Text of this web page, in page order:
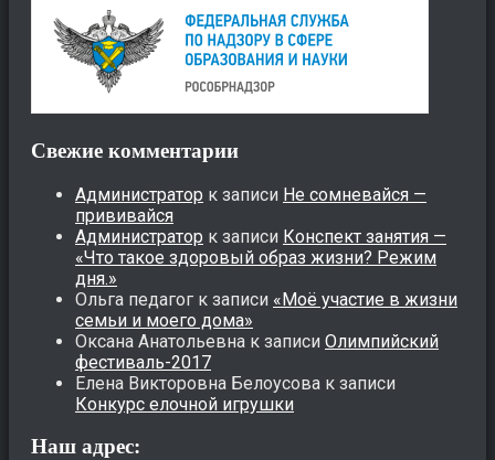
Свежие комментарии
Администратор к записи Не сомневайся —
прививайся
Администратор к записи Конспект занятия —
«Что такое здоровый образ жизни? Режим
дня.»
Ольга педагог к записи «Моё участие в жизни
семьи и моего дома»
Оксана Анатольевна к записи Олимпийский
фестиваль-2017
Елена Викторовна Белоусова к записи
Конкурс елочной игрушки
Наш адрес: